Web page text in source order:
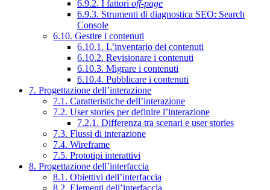
6.9.2. I fattori off-page
6.9.3. Strumenti di diagnostica SEO: Search
Console
6.10. Gestire i contenuti
6.10.1. L’inventario dei contenuti
6.10.2. Revisionare i contenuti
6.10.3. Migrare i contenuti
6.10.4. Pubblicare i contenuti
7. Progettazione dell’interazione
7.1. Caratteristiche dell’interazione
7.2. User stories per definire l’interazione
7.2.1. Differenza tra scenari e user stories
7.3. Flussi di interazione
7.4. Wireframe
7.5. Prototipi interattivi
8. Progettazione dell’interfaccia
8.1. Obiettivi dell’interfaccia
8.2. Elementi dell’interfaccia